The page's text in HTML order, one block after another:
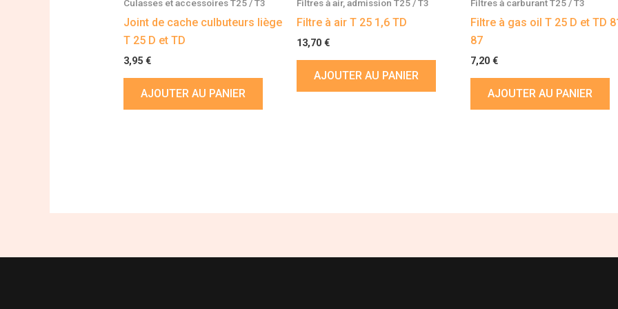
Culasses et accessoires T25 / T3
Joint de cache culbuteurs liège
T 25 D et TD
3,95 €
AJOUTER AU PANIER
Filtres à air, admission T25 / T3
Filtre à air T 25 1,6 TD
13,70€
AJOUTER AU PANIER
Filtres à carburant T25 / T3
Filtre à gas oil T 25 D et TD
87
7,20 €
AJOUTER AU PANIER